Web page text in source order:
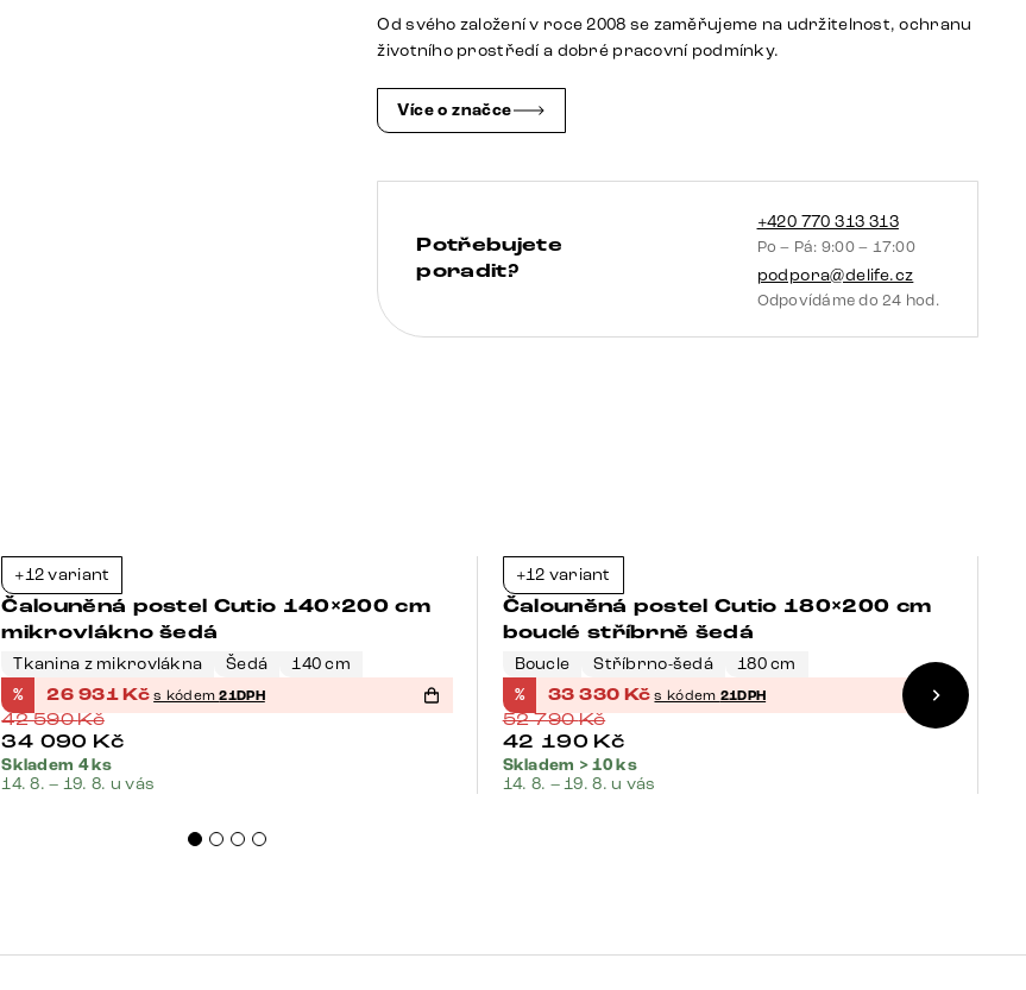
vintage
množství
Od svého založení v roce 2008 se zaměřujeme na udržitelnost, ochranu
životního prostředí a dobré pracovní podmínky.
Více o značce
Potřebujete
poradit?
+420 770 313 313
Po – Pá: 9:00 – 17:00
podpora@delife.cz
Odpovídáme do 24 hod.
+12 variant
Čalouněná postel Cutio 140×200 cm
mikrovlákno šedá
Tkanina z mikrovlákna Šedá 140 cm
% 26 931Kč s kódem21DPH
42 590Kč
34 090 Kč
Skladem 4 ks
14. 8. – 19. 8. u vás
+12 variant
Čalouněná postel Cutio 180×200 cm
bouclé stříbrně šedá
Boucle Stříbrno-šedá 180 cm
% 33 330 Kč s kódem 21DPH
52 790Kč
42 190 Kč
Skladem > 10 ks
14. 8. – 19. 8. u vás